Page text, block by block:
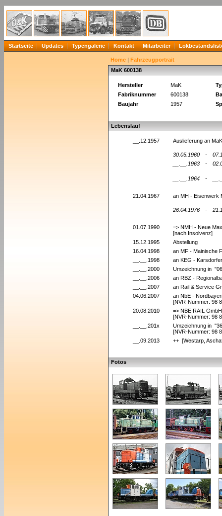
Startseite Updates Typengalerie Kontakt Mitarbeiter
Home | Fahrzeugportrait
MaK 600138
Hersteller MaK
Fabriknummer
600138
Baujahr
1957
Lebenslauf
__.12.1957 Auslieferung an
30.05.1960 -
__.__.1963
-
__.__.1964 -
21.04.1967 an MH - Eisenwerk
26.04.1976 -
01.07.1990
=> NMH - Neue
[nach Insolvenz]
15.12.1995
Abstellung
16.04.1998
an MF - Mainische
__.__.1998
an KEG -
__.__.2000
Umzeichnung in
__.__.2006
an RBZ -
__.__.2007
an Rail & Service
04.06.2007
an NbE -
[NVR-Nummer: 98
20.08.2010
=> NBE RAIL
[NVR-Nummer: 98
__.__.201x
Umzeichnung in
[NVR-Nummer: 98
__.09.2013
++ [Westarp,
Fotos